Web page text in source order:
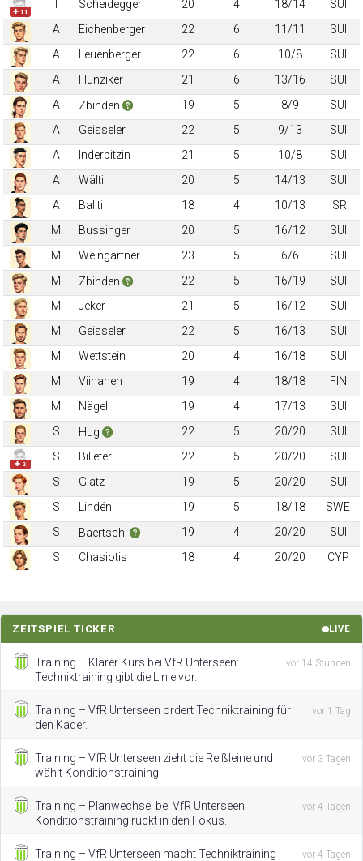
✚ 11
T Scheidegger 20 4 18/14
SUI
A
Eichenberger 22 6 11/11
SUI
A
Leuenberger 22 6 10/8
SUI
A
Hunziker 21 6 13/16
SUI
A
Zbinden 19 5 8/9
SUI
A
Geisseler 22 5 9/13
SUI
A
Inderbitzin 21 5 10/8
SUI
A
Wälti 20 5 14/13
SUI
A
Baliti 18 4 10/13
ISR
M
Bussinger 20 5 16/12
SUI
M
Weingartner 23 5 6/6
SUI
M
Zbinden 22 5 16/19
SUI
M
Jeker 21 5 16/12
SUI
M
Geisseler 22 5 16/13
SUI
M
Wettstein 20 4 16/18
SUI
M
Viinanen 19 4 18/18
FIN
M
Nägeli 19 4 17/13
SUI
S
Hug 22 5 20/20 SUI
✚ 2
S Billeter 22 5 20/20
SUI
S
Glatz 19 5 20/20
SUI
S
Lindén 19 5 18/18
SWE
S
Baertschi 19 4 20/20
SUI
S
Chasiotis 18 4 20/20 CYP
ZEITSPIEL TICKER LIVE
Training – Klarer Kurs bei VfR Unterseen:
Techniktraining gibt die Linie vor.
vor 14 Stunden
Training – VfR Unterseen ordert Techniktraining für
den Kader.
vor 1 Tag
Training – VfR Unterseen zieht die Reißleine und
wählt Konditionstraining.
vor 3 Tagen
Training – Planwechsel bei VfR Unterseen:
Konditionstraining rückt in den Fokus.
vor 4 Tagen
Training – VfR Unterseen macht Techniktraining
vor 4 Tagen